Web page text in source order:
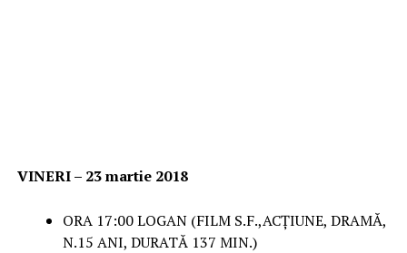
VINERI – 23 martie 2018
ORA 17:00 LOGAN (FILM S.F.,ACȚIUNE, DRAMĂ,
N.15 ANI, DURATĂ 137 MIN.)